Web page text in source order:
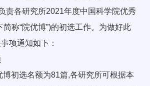
责各研究所2021年度中国科学院优秀
称“院优博”)的初选工作。为做好此
项通知如下：
初选名额为81篇,各研究所可根据本